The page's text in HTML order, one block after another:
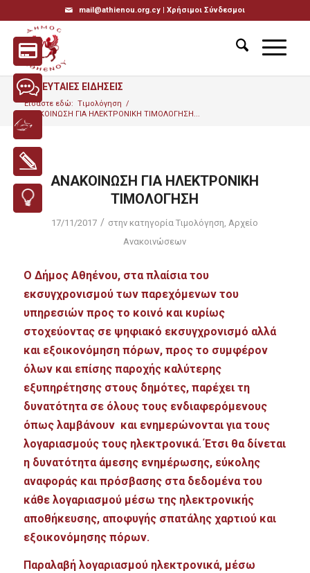
mail@athienou.org.cy | Χρήσιμοι Σύνδεσμοι
ΤΕΛΕΥΤΑΙΕΣ ΕΙΔΗΣΕΙΣ
Είσαστε εδώ: Tιμολόγηση /
ΑΝΑΚΟΙΝΩΣΗ ΓΙΑ ΗΛΕΚΤΡΟΝΙΚΗ ΤΙΜΟΛΟΓΗΣΗ...
ΑΝΑΚΟΙΝΩΣΗ ΓΙΑ ΗΛΕΚΤΡΟΝΙΚΗ
ΤΙΜΟΛΟΓΗΣΗ
17/11/2017 / στην κατηγορίαTιμολόγηση,Αρχείο
Ανακοινώσεων
Ο Δήμος Αθηένου, στα πλαίσια του
εκσυγχρονισμού των παρεχόμενων του
υπηρεσιών προς το κοινό και κυρίως
στοχεύοντας σε ψηφιακό εκσυγχρονισμό αλλά
και εξοικονόμηση πόρων, προς το συμφέρον
όλων και επίσης παροχής καλύτερης
εξυπηρέτησης στους δημότες, παρέχει τη
δυνατότητα σε όλους τους ενδιαφερόμενους
όπως λαμβάνουν και ενημερώνονται για τους
λογαριασμούς τους ηλεκτρονικά. Έτσι θα δίνεται
η δυνατότητα άμεσης ενημέρωσης, εύκολης
αναφοράς και πρόσβασης στα δεδομένα του
κάθε λογαριασμού μέσω της ηλεκτρονικής
αποθήκευσης, αποφυγής σπατάλης χαρτιού και
εξοικονόμησης πόρων.
Παραλαβή λογαριασμού ηλεκτρονικά, μέσω